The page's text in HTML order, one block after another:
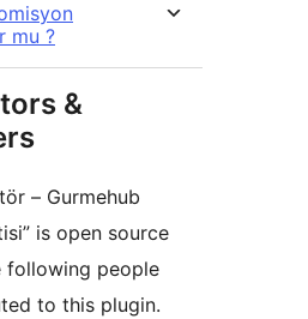
mu ?
&
– Gurmehub
is open source
following people
to this plugin.